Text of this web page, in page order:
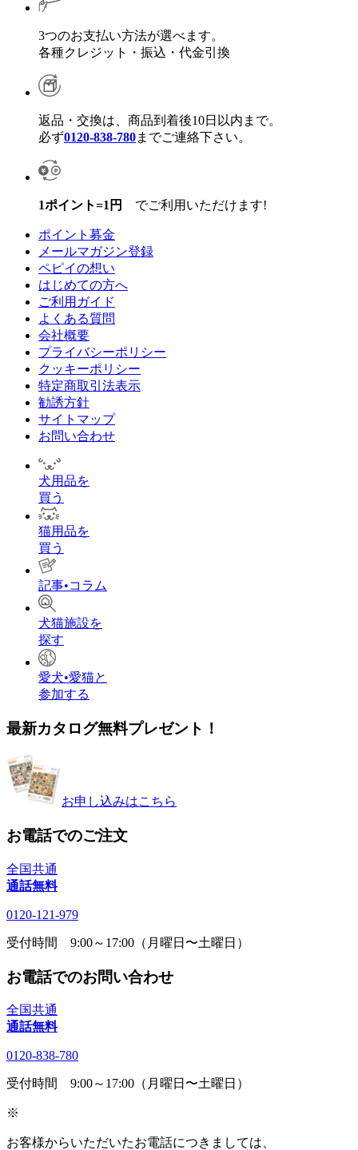
3つのお支払い方法が選べます。
各種クレジット・振込・代金引換
返品・交換は、商品到着後10日以内まで。
必ず0120-838-780までご連絡下さい。
1ポイント=1円 でご利用いただけます!
ポイント募金
メールマガジン登録
ペピイの想い
はじめての方へ
ご利用ガイド
よくある質問
会社概要
プライバシーポリシー
クッキーポリシー
特定商取引法表示
勧誘方針
サイトマップ
お問い合わせ
犬用品を
買う
猫用品を
買う
記事•コラム
犬猫施設を
探す
愛犬•愛猫と
参加する
最新カタログ無料プレゼント！
お申し込みはこちら
お電話でのご注文
全国共通
通話無料
0120-121-979
受付時間 9:00～17:00（月曜日〜土曜日）
お電話でのお問い合わせ
全国共通
通話無料
0120-838-780
受付時間 9:00～17:00（月曜日〜土曜日）
※
お客様からいただいたお電話につきましては、